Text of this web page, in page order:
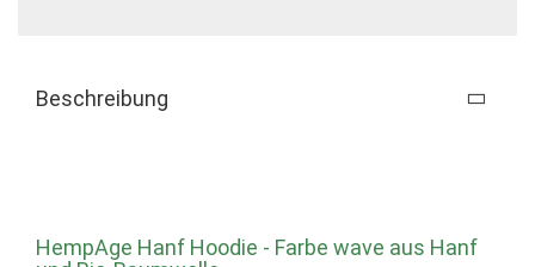
Beschreibung
HempAge Hanf Hoodie - Farbe wave aus Hanf